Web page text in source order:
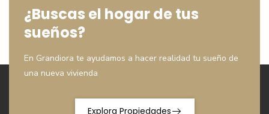
¿Buscas el hogar de tus
sueños?
En Grandiora te ayudamos a hacer realidad tu sueño de
una nueva vivienda
Explora Propiedades